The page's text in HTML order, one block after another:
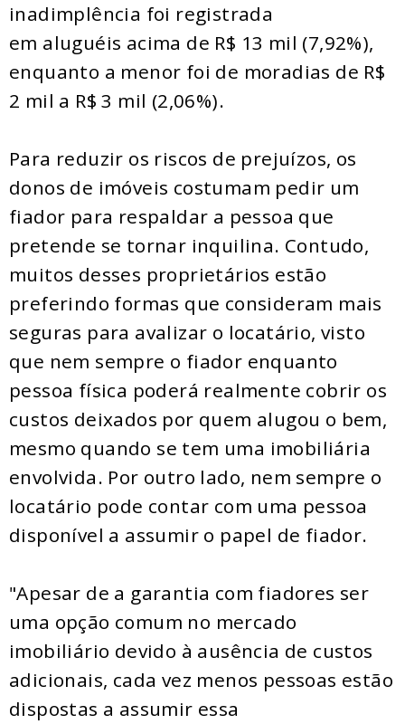
inadimplência foi registrada
em aluguéis acima de R$ 13 mil (7,92%),
enquanto a menor foi de moradias de R$
2 mil a R$ 3 mil (2,06%).
Para reduzir os riscos de prejuízos, os
donos de imóveis costumam pedir um
fiador para respaldar a pessoa que
pretende se tornar inquilina. Contudo,
muitos desses proprietários estão
preferindo formas que consideram mais
seguras para avalizar o locatário, visto
que nem sempre o fiador enquanto
pessoa física poderá realmente cobrir os
custos deixados por quem alugou o bem,
mesmo quando se tem uma imobiliária
envolvida. Por outro lado, nem sempre o
locatário pode contar com uma pessoa
disponível a assumir o papel de fiador.
"Apesar de a garantia com fiadores ser
uma opção comum no mercado
imobiliário devido à ausência de custos
adicionais, cada vez menos pessoas estão
dispostas a assumir essa